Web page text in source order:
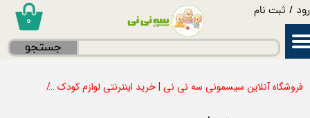
/ ثبت نام
حساب کاربری من
سفارشات
۰
جستجو
فروشگاه آنلاین سیسمونی سه نی نی | خرید اینترنتی لوازم کودک